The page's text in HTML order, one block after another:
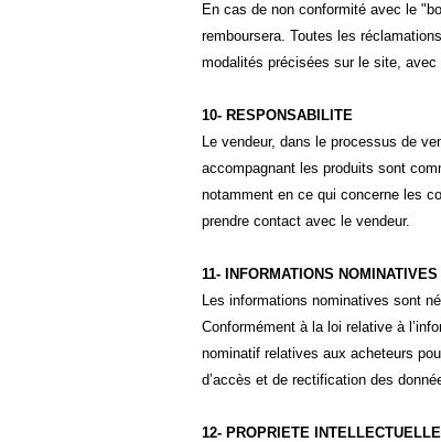
En cas de non conformité avec le
remboursera. Toutes les
modalités précisées sur le site,
10- RESPONSABILITE
Le vendeur, dans le processus de
accompagnant les produits sont
notamment en ce qui concerne les
prendre contact avec le vendeur.
11- INFORMATIONS NOMINATIVES
Les informations nominatives sont
Conformément à la loi relative à
nominatif relatives aux acheteurs
d’accès et de rectification des
12- PROPRIETE INTELLECTUELLE